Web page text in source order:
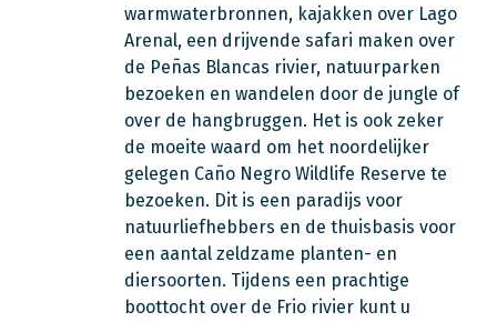
warmwaterbronnen, kajakken over Lago
Arenal, een drijvende safari maken over
de Peñas Blancas rivier, natuurparken
bezoeken en wandelen door de jungle of
over de hangbruggen. Het is ook zeker
de moeite waard om het noordelijker
gelegen Caño Negro Wildlife Reserve te
bezoeken. Dit is een paradijs voor
natuurliefhebbers en de thuisbasis voor
een aantal zeldzame planten- en
diersoorten. Tijdens een prachtige
boottocht over de Frio rivier kunt u